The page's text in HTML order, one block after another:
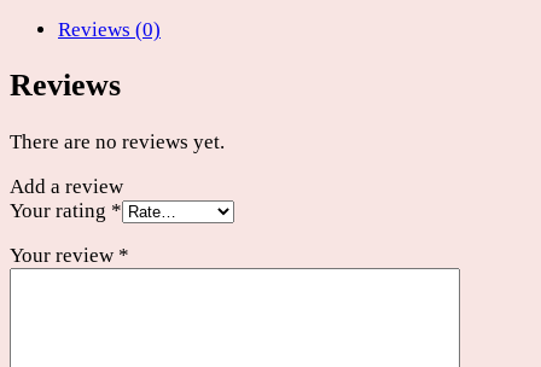
ПНД
D180мм
Reviews (0)
Reviews
There are no reviews yet.
Add a review
Your rating *
Your review *